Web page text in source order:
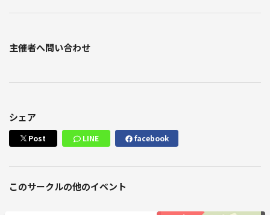
主催者へ問い合わせ
シェア
Post LINE facebook
このサークルの他のイベント